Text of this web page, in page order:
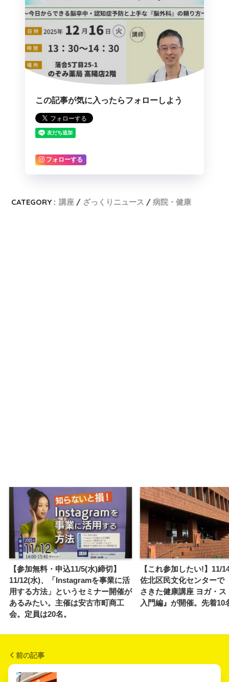
この記事が気に入ったらフォローしよう
フォローする
CATEGORY : 講座 ざっくりニュース 病院・健康
【参加無料・申込11/5(水)締切】
11/12(水)、「Instagramを事業に活
用する方法」というセミナー開催が
あるみたい。主催は安古市町商工
会。定員は20名。
【これ参加したい!】11/
佐北区民文化センターで
さきた健康講座 ヨガ・ス
入門編』が開催。先着10
前の記事